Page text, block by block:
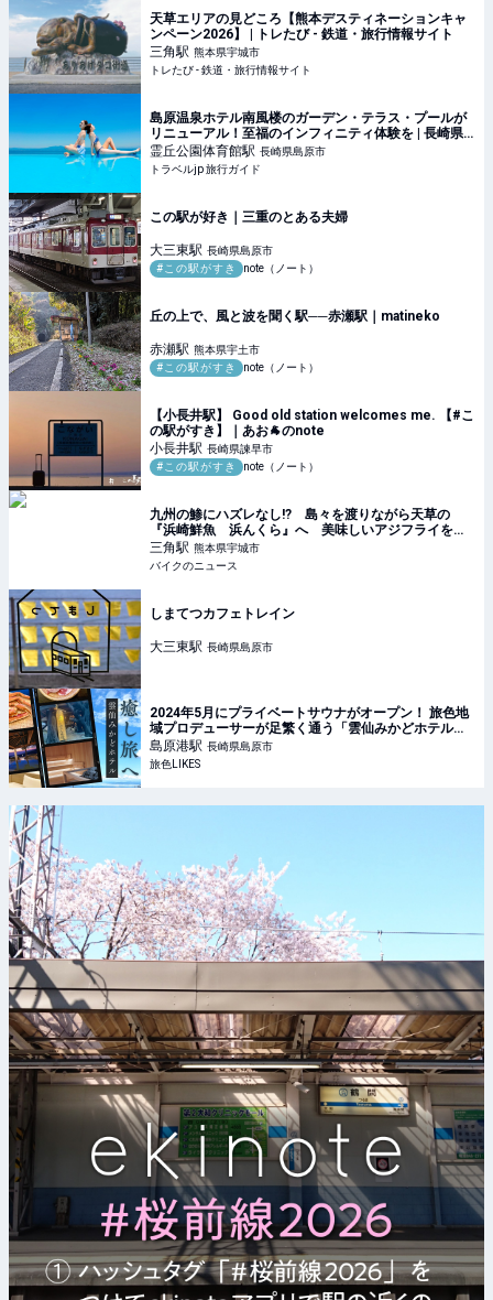
天草エリアの見どころ【熊本デスティネーションキャ
ンペーン2026】 | トレたび - 鉄道・旅行情報サイト
三角駅 熊本県宇城市
トレたび - 鉄道・旅行情報サイト
島原温泉ホテル南風楼のガーデン・テラス・プールが
リニューアル！至福のインフィニティ体験を | 長崎県 |
トラベルjp 旅行ガイド
霊丘公園体育館駅 長崎県島原市
トラベルjp 旅行ガイド
この駅が好き｜三重のとある夫婦
大三東駅 長崎県島原市
#この駅がすき
note（ノート）
丘の上で、風と波を聞く駅──赤瀬駅｜matineko
赤瀬駅 熊本県宇土市
#この駅がすき
note（ノート）
【小長井駅】 Good old station welcomes me. 【#こ
の駅がすき】｜あお🐐のnote
小長井駅 長崎県諫早市
#この駅がすき
note（ノート）
九州の鯵にハズレなし!? 島々を渡りながら天草の
『浜崎鮮魚 浜んくら』へ 美味しいアジフライを求
めて走る旅
三角駅 熊本県宇城市
バイクのニュース
しまてつカフェトレイン
大三東駅 長崎県島原市
2024年5月にプライベートサウナがオープン！ 旅色地
域プロデューサーが足繁く通う「雲仙みかどホテル」
で、骨抜きになる癒し旅へ【長崎】｜旅色LIKES
島原港駅 長崎県島原市
旅色LIKES